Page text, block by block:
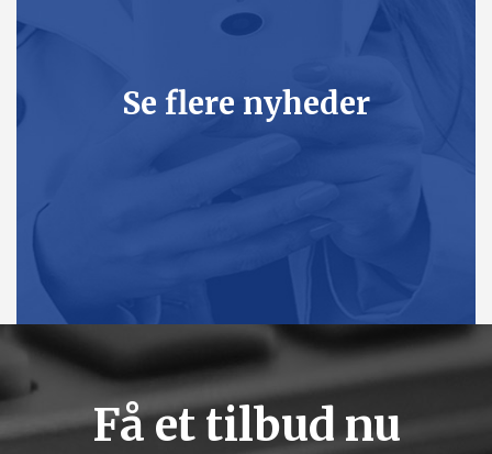
Se flere nyheder
Her kan du læse flere nyheder
Få et tilbud nu